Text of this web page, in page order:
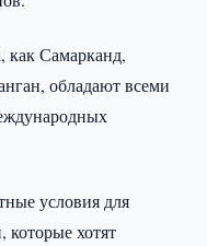
как Самарканд,
обладают всеми
условия для
хотят